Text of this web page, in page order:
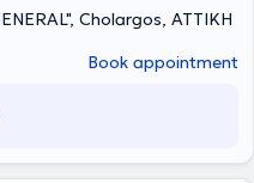
Cholargos, ΑΤΤΙΚΗ
Book appointment